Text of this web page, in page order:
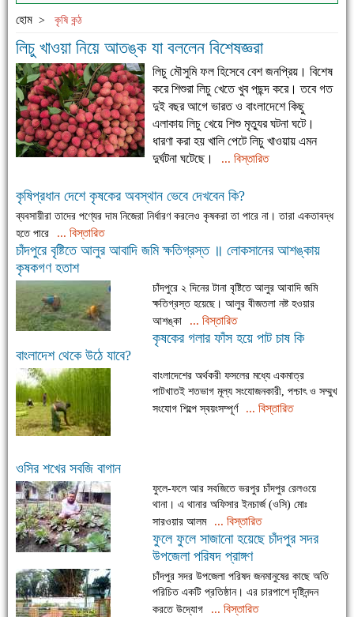
হোম > কৃষি কন্ঠ
লিচু খাওয়া নিয়ে আতঙ্ক যা বললেন বিশেষজ্ঞরা
লিচু মৌসুমি ফল হিসেবে বেশ জনপ্রিয়। বিশেষ
করে শিশুরা লিচু খেতে খুব পছন্দ করে। তবে গত
দুই বছর আগে ভারত ও বাংলাদেশে কিছু
এলাকায় লিচু খেয়ে শিশু মৃত্যুর ঘটনা ঘটে।
ধারণা করা হয় খালি পেটে লিচু খাওয়ায় এমন
দুর্ঘটনা ঘটেছে।
... বিস্তারিত
কৃষিপ্রধান দেশে কৃষকের অবস্থান ভেবে দেখবেন কি?
ব্যবসায়ীরা তাদের পণ্যের দাম নিজেরা নির্ধারণ করলেও কৃষকরা তা পারে না। তারা একতাবদ্ধ
হতে পারে
... বিস্তারিত
চাঁদপুরে বৃষ্টিতে আলুর আবাদি জমি ক্ষতিগ্রস্ত ॥ লোকসানের আশঙ্কায়
কৃষকগণ হতাশ
চাঁদপুরে ২ দিনের টানা বৃষ্টিতে আলুর আবাদি জমি
ক্ষতিগ্রস্ত হয়েছে। আলুর বীজতলা নষ্ট হওয়ার
আশঙ্কা
... বিস্তারিত
কৃষকের গলার ফাঁস হয়ে পাট চাষ কি
বাংলাদেশ থেকে উঠে যাবে?
বাংলাদেশের অর্থকরী ফসলের মধ্যে একমাত্র
পাটখাতই শতভাগ মূল্য সংযোজনকারী, পশ্চাৎ ও সম্মুখ
সংযোগ শিল্পে স্বয়ংসম্পূর্ণ
... বিস্তারিত
ওসির শখের সবজি বাগান
ফুলে-ফলে আর সবজিতে ভরপুর চাঁদপুর রেলওয়ে
থানা। এ থানার অফিসার ইনচার্জ (ওসি) মোঃ
সারওয়ার আলম
... বিস্তারিত
ফুলে ফুলে সাজানো হয়েছে চাঁদপুর সদর
উপজেলা পরিষদ প্রাঙ্গণ
চাঁদপুর সদর উপজেলা পরিষদ জনমানুষের কাছে অতি
পরিচিত একটি প্রতিষ্ঠান। এর চারপাশে দৃষ্টিনন্দন
করতে উদ্যোগ
... বিস্তারিত